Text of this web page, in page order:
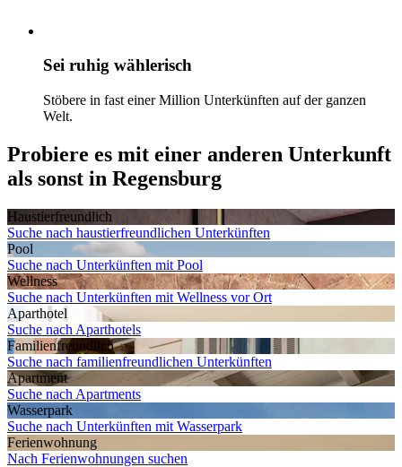
Sei ruhig wählerisch
Stöbere in fast einer Million Unterkünften auf der ganzen
Welt.
Probiere es mit einer anderen Unterkunft
als sonst in Regensburg
Haustier­freundlich
Suche nach haustierfreundlichen Unterkünften
Pool
Suche nach Unterkünften mit Pool
Wellness
Suche nach Unterkünften mit Wellness vor Ort
Aparthotel
Suche nach Aparthotels
Familien­freundlich
Suche nach familienfreundlichen Unterkünften
Apartment
Suche nach Apartments
Wasserpark
Suche nach Unterkünften mit Wasserpark
Ferien­wohnung
Nach Ferienwohnungen suchen